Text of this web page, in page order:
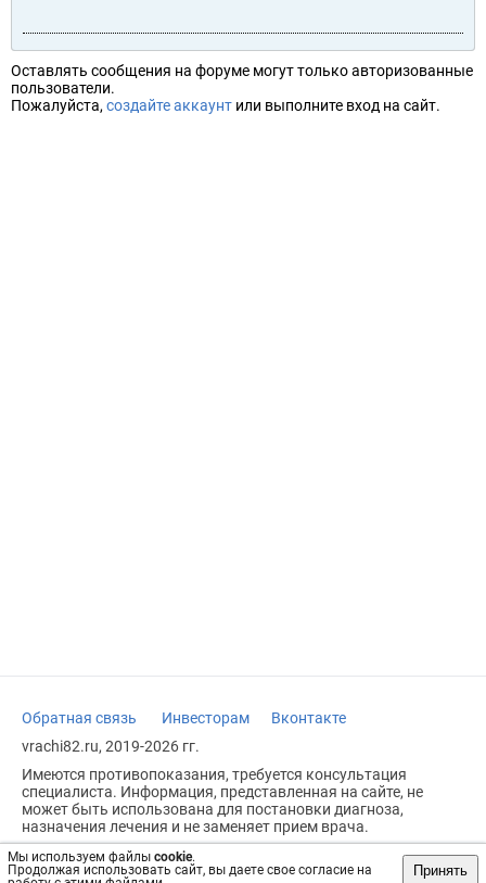
Мы используем файлы cookie.
Продолжая использовать сайт, вы даете свое согласие на
Принять
Оставлять сообщения на форуме могут только авторизованные
пользователи.
Пожалуйста, создайте аккаунт или выполните вход на сайт.
Обратная связь Инвесторам
Вконтакте
vrachi82.ru, 2019-2026 гг.
Имеются противопоказания, требуется консультация
специалиста. Информация, представленная на сайте, не
может быть использована для постановки диагноза,
назначения лечения и не заменяет прием врача.
Возрастное ограничение: 18+